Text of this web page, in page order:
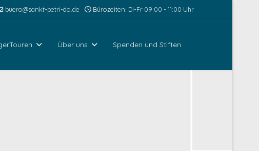
buero@sankt-petri-do.de Bürozeiten: Di-Fr 09:00 - 11:00 Uhr
Über uns Spenden und Stiften